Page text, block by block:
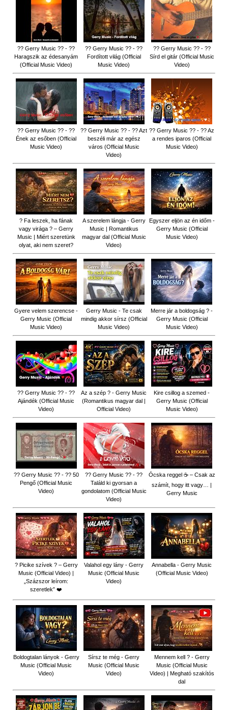
?? Gerry Music ?? - ??
Haragszik az édesanyám
(Official Music Video)
?? Gerry Music ?? - ??
Fordított világ (Official
Music Video)
?? Gerry Music ?? - ??
Sírd el gitár (Official Music
Video)
?? Gerry Music ?? - ??
Ének az esőben (Official
Music Video)
?? Gerry Music ?? - ?? Azt
beszéli már az egész
város (Official Music
Video)
?? Gerry Music ?? - ?? Az
a rendes iparos (Official
Music Video)
? Fa leszek, ha fának
vagy virága ? – Gerry
Music | Miért szeretünk
olyat, aki nem szeret?
A szerelem lángja - Gerry
Music | Romantikus
magyar dal (Official Music
Video)
Egyszer eljön az én időm -
Gerry Music (Official
Music Video)
Gyere velem szerencse -
Gerry Music (Official
Music Video)
Gerry Music - Te csak
mindig akkor sírsz (Official
Music Video)
Merre jár a boldogság ? -
Gerry Music (Official
Music Video)
?? Gerry Music ?? - ??
Ajándék (Official Music
Video)
Az a szép ? - Gerry Music
(Romantikus magyar dal |
Official Video)
Kire csillog a szemed -
Gerry Music (Official
Music Video)
?? Gerry Music ?? - ?? 50
Pengő (Official Music
Video)
?? Gerry Music ?? - ??
Találd ki gyorsan a
gondolatom (Official Music
Video)
Ócska reggel ☕ – Csak az
számít, hogy itt vagy… |
Gerry Music
? Picike szívek ? – Gerry
Music (Official Video) |
„Százszor leírom:
szeretlek” ❤️
Valahol egy lány - Gerry
Music (Official Music
Video)
Annabella - Gerry Music
(Official Music Video)
Boldogtalan lányok - Gerry
Music (Official Music
Video)
Sírsz te még - Gerry
Music (Official Music
Video)
Mennem kell ? - Gerry
Music (Official Music
Video) | Megható szakítós
dal